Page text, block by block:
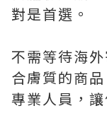
對是首選。
不需等待海
合膚質的商
專業人員，